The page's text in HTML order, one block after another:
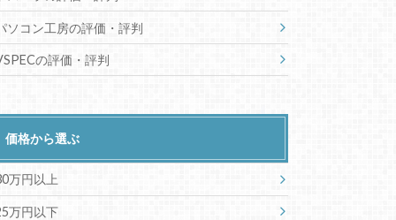
ソコン工房の評価・評判
の評価・評判
価格から選ぶ
万円以上
万円以下